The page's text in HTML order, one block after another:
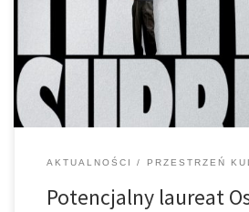
Reismana. Film z Timothée
o drodze ambitnego sportowca do
wieku. Co decyduje o jego […]
AKTUALNOŚCI PRZESTRZEŃ
Potencjalny laureat